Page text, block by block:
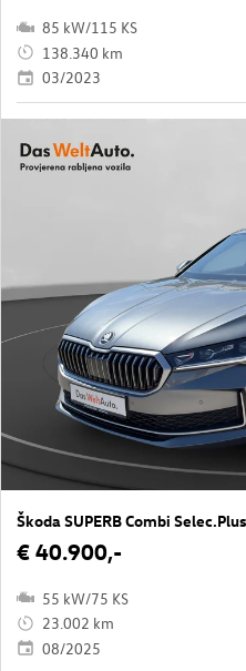
85 kW/115 KS
138.340 km
03/2023
€ 40.900,-
55 kW/75 KS
23.002 km
08/2025